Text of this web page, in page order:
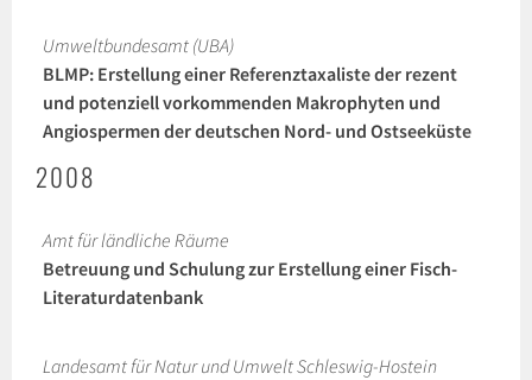
Umweltbundesamt (UBA)
BLMP: Erstellung einer Referenztaxaliste der rezent
und potenziell vorkommenden Makrophyten und
Angiospermen der deutschen Nord- und Ostseeküste
2008
Amt für ländliche Räume
Betreuung und Schulung zur Erstellung einer Fisch-
Literaturdatenbank
Landesamt für Natur und Umwelt Schleswig-Hostein